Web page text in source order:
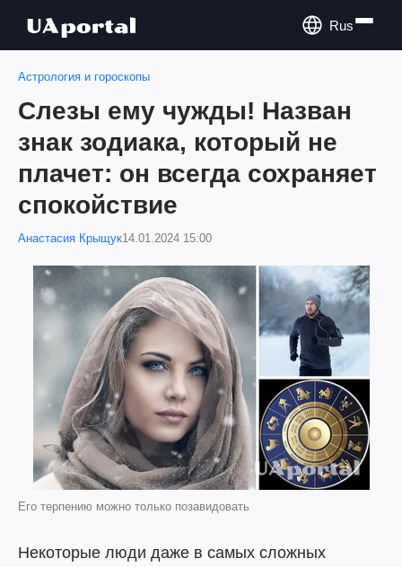
Rus
Астрология и гороскопы
Слезы ему чужды! Назван
знак зодиака, который не
плачет: он всегда сохраняет
спокойствие
Анастасия Крыщук14.01.2024 15:00
Его терпению можно только позавидовать
Некоторые люди даже в самых сложных